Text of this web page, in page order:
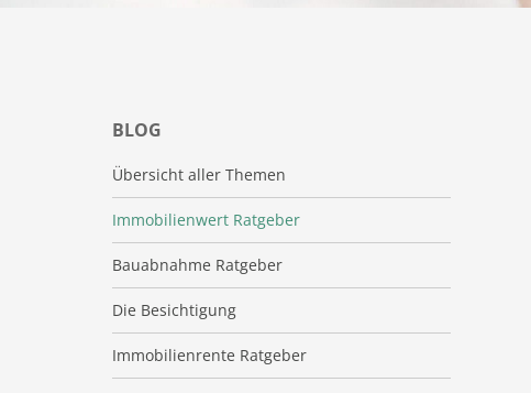
BLOG
Übersicht aller Themen
Immobilienwert Ratgeber
Bauabnahme Ratgeber
Die Besichtigung
Immobilienrente Ratgeber